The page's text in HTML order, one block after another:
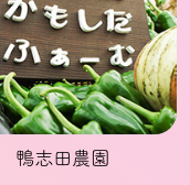
鴨志田農園